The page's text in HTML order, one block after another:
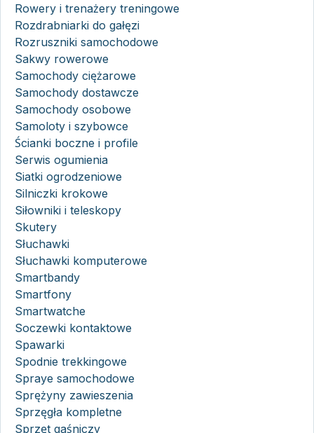
Rowery i trenażery treningowe
Rozdrabniarki do gałęzi
Rozruszniki samochodowe
Sakwy rowerowe
Samochody ciężarowe
Samochody dostawcze
Samochody osobowe
Samoloty i szybowce
Ścianki boczne i profile
Serwis ogumienia
Siatki ogrodzeniowe
Silniczki krokowe
Siłowniki i teleskopy
Skutery
Słuchawki
Słuchawki komputerowe
Smartbandy
Smartfony
Smartwatche
Soczewki kontaktowe
Spawarki
Spodnie trekkingowe
Spraye samochodowe
Sprężyny zawieszenia
Sprzęgła kompletne
Sprzęt gaśniczy